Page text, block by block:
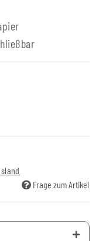
Frage zum Artikel